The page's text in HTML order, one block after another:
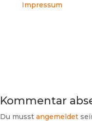
Impressum
Kommentar
Du musst angemeldet